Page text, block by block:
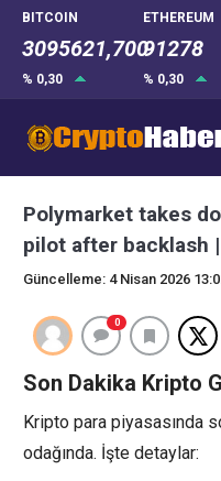
BITCOIN
3095621,700
% 0,30
ETHEREUM
91278
% 0,30
Polymarket takes
pilot after backlash
Güncelleme: 4 Nisan 2026
0
Son Dakika Kripto
Kripto para piyasasında
odağında. İşte detaylar: